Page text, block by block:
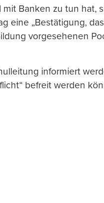
Banken zu tun hat,
eine „Bestätigung,
vorgesehenen
informiert
befreit werden